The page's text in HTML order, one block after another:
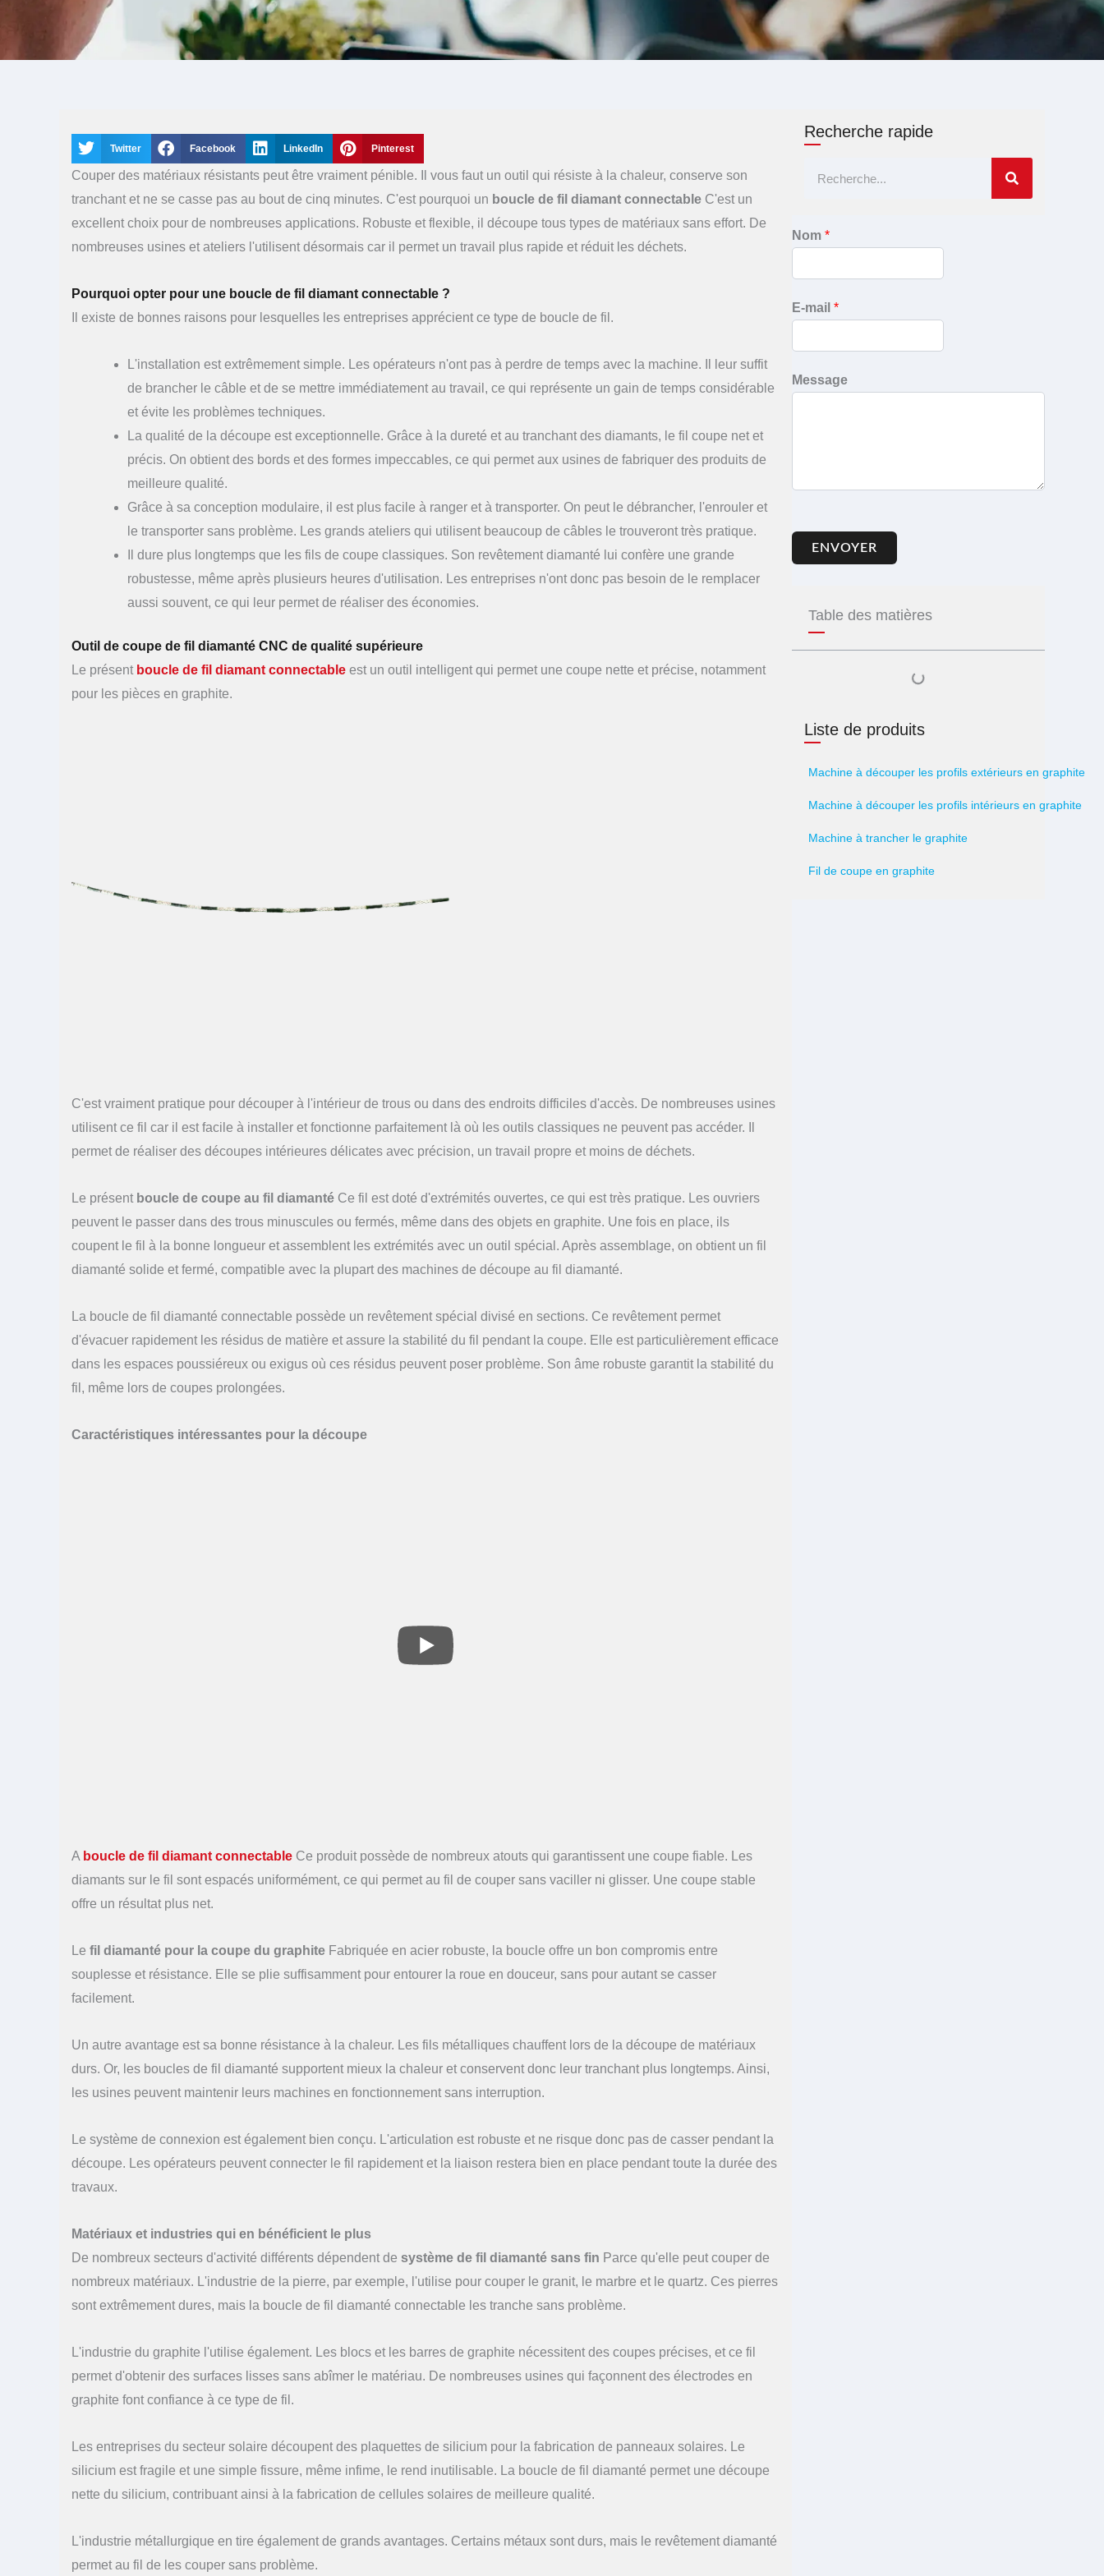
Twitter Facebook LinkedIn Pinterest
Couper des matériaux résistants peut être vraiment pénible. Il vous faut un outil qui résiste à la chaleur, conserve son
tranchant et ne se casse pas au bout de cinq minutes. C'est pourquoi un boucle de fil diamant connectable C'est un
excellent choix pour de nombreuses applications. Robuste et flexible, il découpe tous types de matériaux sans effort. De
nombreuses usines et ateliers l'utilisent désormais car il permet un travail plus rapide et réduit les déchets.
Pourquoi opter pour une boucle de fil diamant connectable ?
Il existe de bonnes raisons pour lesquelles les entreprises apprécient ce type de boucle de fil.
L'installation est extrêmement simple. Les opérateurs n'ont pas à perdre de temps avec la machine. Il leur suffit
de brancher le câble et de se mettre immédiatement au travail, ce qui représente un gain de temps considérable
et évite les problèmes techniques.
La qualité de la découpe est exceptionnelle. Grâce à la dureté et au tranchant des diamants, le fil coupe net et
précis. On obtient des bords et des formes impeccables, ce qui permet aux usines de fabriquer des produits de
meilleure qualité.
Grâce à sa conception modulaire, il est plus facile à ranger et à transporter. On peut le débrancher, l'enrouler et
le transporter sans problème. Les grands ateliers qui utilisent beaucoup de câbles le trouveront très pratique.
Il dure plus longtemps que les fils de coupe classiques. Son revêtement diamanté lui confère une grande
robustesse, même après plusieurs heures d'utilisation. Les entreprises n'ont donc pas besoin de le remplacer
aussi souvent, ce qui leur permet de réaliser des économies.
Outil de coupe de fil diamanté CNC de qualité supérieure
Le présent boucle de fil diamant connectable est un outil intelligent qui permet une coupe nette et précise, notamment
pour les pièces en graphite.
C'est vraiment pratique pour découper à l'intérieur de trous ou dans des endroits difficiles d'accès. De nombreuses usines
utilisent ce fil car il est facile à installer et fonctionne parfaitement là où les outils classiques ne peuvent pas accéder. Il
permet de réaliser des découpes intérieures délicates avec précision, un travail propre et moins de déchets.
Le présent boucle de coupe au fil diamanté Ce fil est doté d'extrémités ouvertes, ce qui est très pratique. Les ouvriers
peuvent le passer dans des trous minuscules ou fermés, même dans des objets en graphite. Une fois en place, ils
coupent le fil à la bonne longueur et assemblent les extrémités avec un outil spécial. Après assemblage, on obtient un fil
diamanté solide et fermé, compatible avec la plupart des machines de découpe au fil diamanté.
La boucle de fil diamanté connectable possède un revêtement spécial divisé en sections. Ce revêtement permet
d'évacuer rapidement les résidus de matière et assure la stabilité du fil pendant la coupe. Elle est particulièrement efficace
dans les espaces poussiéreux ou exigus où ces résidus peuvent poser problème. Son âme robuste garantit la stabilité du
fil, même lors de coupes prolongées.
Caractéristiques intéressantes pour la découpe
A boucle de fil diamant connectable Ce produit possède de nombreux atouts qui garantissent une coupe fiable. Les
diamants sur le fil sont espacés uniformément, ce qui permet au fil de couper sans vaciller ni glisser. Une coupe stable
offre un résultat plus net.
Le fil diamanté pour la coupe du graphite Fabriquée en acier robuste, la boucle offre un bon compromis entre
souplesse et résistance. Elle se plie suffisamment pour entourer la roue en douceur, sans pour autant se casser
facilement.
Un autre avantage est sa bonne résistance à la chaleur. Les fils métalliques chauffent lors de la découpe de matériaux
durs. Or, les boucles de fil diamanté supportent mieux la chaleur et conservent donc leur tranchant plus longtemps. Ainsi,
les usines peuvent maintenir leurs machines en fonctionnement sans interruption.
Le système de connexion est également bien conçu. L'articulation est robuste et ne risque donc pas de casser pendant la
découpe. Les opérateurs peuvent connecter le fil rapidement et la liaison restera bien en place pendant toute la durée des
travaux.
Matériaux et industries qui en bénéficient le plus
De nombreux secteurs d'activité différents dépendent de système de fil diamanté sans fin Parce qu'elle peut couper de
nombreux matériaux. L'industrie de la pierre, par exemple, l'utilise pour couper le granit, le marbre et le quartz. Ces pierres
sont extrêmement dures, mais la boucle de fil diamanté connectable les tranche sans problème.
L'industrie du graphite l'utilise également. Les blocs et les barres de graphite nécessitent des coupes précises, et ce fil
permet d'obtenir des surfaces lisses sans abîmer le matériau. De nombreuses usines qui façonnent des électrodes en
graphite font confiance à ce type de fil.
Les entreprises du secteur solaire découpent des plaquettes de silicium pour la fabrication de panneaux solaires. Le
silicium est fragile et une simple fissure, même infime, le rend inutilisable. La boucle de fil diamanté permet une découpe
nette du silicium, contribuant ainsi à la fabrication de cellules solaires de meilleure qualité.
L'industrie métallurgique en tire également de grands avantages. Certains métaux sont durs, mais le revêtement diamanté
permet au fil de les couper sans problème.
Recherche rapide
Nom *
E-mail *
Message
ENVOYER
Table des matières
Liste de produits
Machine à découper les profils extérieurs en graphite
Machine à découper les profils intérieurs en graphite
Machine à trancher le graphite
Fil de coupe en graphite